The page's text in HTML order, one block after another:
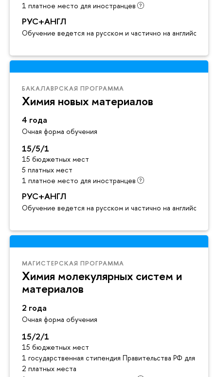
1 платное место для иностранцев
РУС+АНГЛ
Обучение ведется на русском и частично на английском
БАКАЛАВРСКАЯ ПРОГРАММА
Химия новых материалов
4 года
Очная форма обучения
15/5/1
15 бюджетных мест
5 платных мест
1 платное место для иностранцев
РУС+АНГЛ
Обучение ведется на русском и частично на английском
МАГИСТЕРСКАЯ ПРОГРАММА
Химия молекулярных систем и
материалов
2 года
Очная форма обучения
15/2/1
15 бюджетных мест
1 государственная стипендия Правительства РФ для
2 платных места